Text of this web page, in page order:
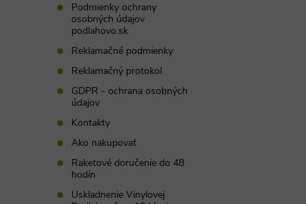
Podmienky ochrany
osobných údajov
podlahovo.sk
Reklamačné podmienky
Reklamačný protokol
GDPR - ochrana osobných
údajov
Kontakty
Ako nakupovať
Raketové doručenie do 48
hodín
Uskladnenie Vinylovej